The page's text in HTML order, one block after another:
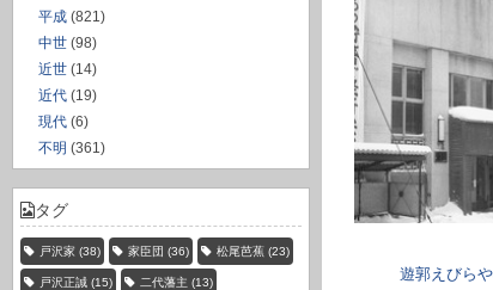
平成 (821)
中世 (98)
近世 (14)
近代 (19)
現代 (6)
不明 (361)
タグ
戸沢家 (38) 家臣団 (36) 松尾芭蕉 (23)
戸沢正誠 (15) 二代藩主 (13) 遊郭えびら